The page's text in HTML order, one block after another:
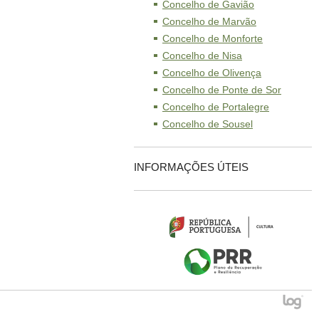
Concelho de Gavião
Concelho de Marvão
Concelho de Monforte
Concelho de Nisa
Concelho de Olivença
Concelho de Ponte de Sor
Concelho de Portalegre
Concelho de Sousel
INFORMAÇÕES ÚTEIS